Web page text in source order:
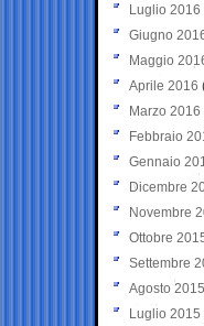
Luglio 2016
Giugno
Maggio
Aprile 2016
Marzo 2016
Febbraio
Gennaio
Dicembre
Novembre
Ottobre
Settembre
Agosto 2015
Luglio 2015